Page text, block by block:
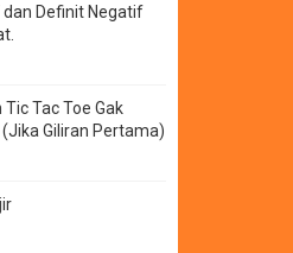
Definit Negatif
Tac Toe Gak
(Jika Giliran Pertama)